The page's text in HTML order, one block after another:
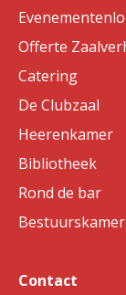
Offerte
Catering
De Clubzaal
Heerenkamer
Bibliotheek
Rond de bar
Bestuurskamer
Contact